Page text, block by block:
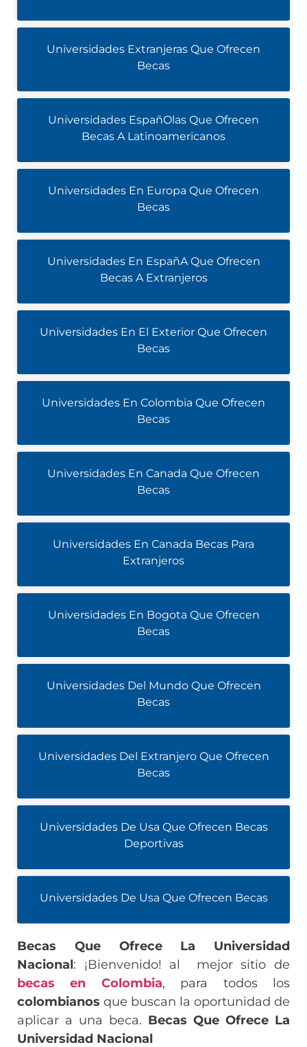
Universidades Extranjeras Que Ofrecen
Becas
Universidades EspañOlas Que Ofrecen
Becas A Latinoamericanos
Universidades En Europa Que Ofrecen
Becas
Universidades En EspañA Que Ofrecen
Becas A Extranjeros
Universidades En El Exterior Que Ofrecen
Becas
Universidades En Colombia Que Ofrecen
Becas
Universidades En Canada Que Ofrecen
Becas
Universidades En Canada Becas Para
Extranjeros
Universidades En Bogota Que Ofrecen
Becas
Universidades Del Mundo Que Ofrecen
Becas
Universidades Del Extranjero Que Ofrecen
Becas
Universidades De Usa Que Ofrecen Becas
Deportivas
Universidades De Usa Que Ofrecen Becas
Becas Que Ofrece La Universidad
Nacional: ¡Bienvenido! al mejor sitio de
becas en Colombia, para todos los
colombianos que buscan la oportunidad de
aplicar a una beca. Becas Que Ofrece La
Universidad Nacional